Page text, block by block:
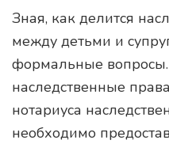
Зная, как делится
между детьми и
формальные вопросы.
наследственные
нотариуса
необходимо